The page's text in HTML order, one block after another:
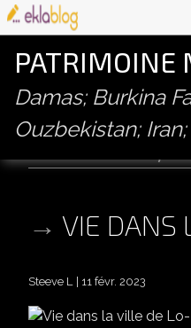
PATRIMOINE
Damas; Burkina
Ouzbekistan;
lo-manthang;
VIE DANS
Steeve L 11 févr. 2023